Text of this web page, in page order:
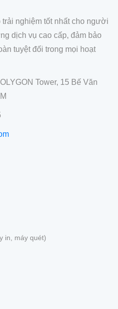
nghiệm tốt nhất cho người
dịch vụ cao cấp, đảm bảo
tuyệt đối trong mọi hoạt
Tower, 15 Bế Văn
in, máy quét)